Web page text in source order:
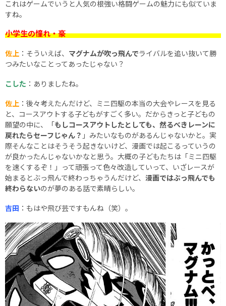
これはゲームでいうと人気の根強い格闘ゲームの魅力にも似ていま
すね。
小学生の憧れ・豪
佐上 ：そういえば、 マグナムが吹っ飛んでライバルを追い抜いて勝
つみたいなことってあったじゃない？
こした ：ありましたね。
佐上 ：後々考えたんだけど、ミニ四駆の本当の大会やレースを見る
と、コースアウトする子どもがすごく多い。だからきっと子どもの
願望の中に、「もしコースアウトしたとしても、然るべきレーンに
戻れたらセーフじゃん？ 」みたいなものがあるんじゃないかと。実
際そんなことはそうそう起きないけど、漫画では起こるっていうの
が良かったんじゃないかなと思う。大概の子どもたちは「ミニ四駆
を速くするぞ！」って頑張って色々改造していって、いざレースが
始まるとぶっ飛んで終わっちゃうんだけど、 漫画ではぶっ飛んでも
終わらないのが夢のある話で素晴らしい。
吉田 ：もはや飛び芸ですもんね（笑）。